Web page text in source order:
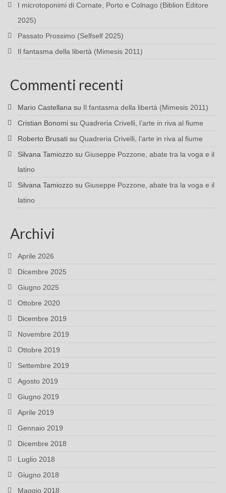
I microtoponimi di Cornate, Porto e Colnago (Biblion Editore
2025)
Passato Prossimo (Selfself 2025)
Il fantasma della libertà (Mimesis 2011)
Commenti recenti
Mario Castellana su Il fantasma della libertà (Mimesis 2011)
Cristian Bonomi su Quadreria Crivelli, l’arte in riva al fiume
Roberto Brusati su Quadreria Crivelli, l’arte in riva al fiume
Silvana Tamiozzo su Giuseppe Pozzone, abate tra la voga e il
latino
Silvana Tamiozzo su Giuseppe Pozzone, abate tra la voga e il
latino
Archivi
Aprile 2026
Dicembre 2025
Giugno 2025
Ottobre 2020
Dicembre 2019
Novembre 2019
Ottobre 2019
Settembre 2019
Agosto 2019
Giugno 2019
Aprile 2019
Gennaio 2019
Dicembre 2018
Luglio 2018
Giugno 2018
Maggio 2018